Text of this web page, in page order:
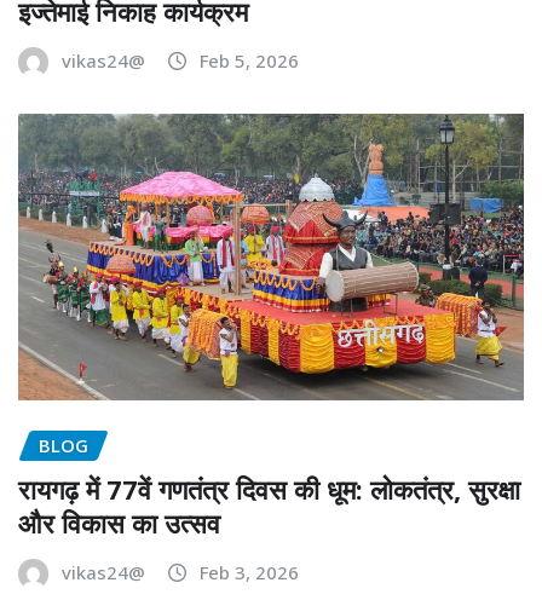
इज्तेमाई निकाह कार्यक्रम
vikas24@ Feb 5, 2026
BLOG
रायगढ़ में 77वें गणतंत्र दिवस की धूम: लोकतंत्र, सुरक्षा
और विकास का उत्सव
vikas24@ Feb 3, 2026